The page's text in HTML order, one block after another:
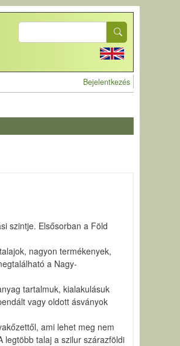
Search
User account
Bejelentkezés
szintje. Elsősorban a Föld
nagyon termékenyek,
a Nagy-
tartalmuk, kialakulásuk
vagy oldott ásványok
ami lehet meg nem
legtöbb talaj a szilur szárazföldi